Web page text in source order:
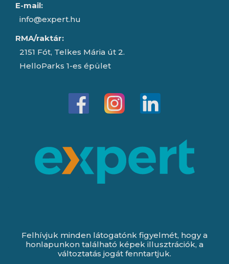
E-mail:
info@expert.hu
RMA/raktár:
2151 Fót, Telkes Mária út 2.
HelloParks 1-es épület
Felhívjuk minden látogatónk figyelmét, hogy a
honlapunkon található képek illusztrációk, a
változtatás jogát fenntartjuk.